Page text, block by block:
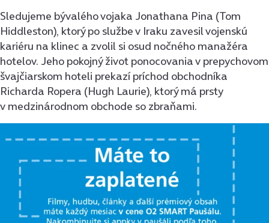
Sledujeme bývalého vojaka Jonathana Pina (Tom
Hiddleston), ktorý po službe v Iraku zavesil vojenskú
kariéru na klinec a zvolil si osud nočného manažéra
hotelov. Jeho pokojný život ponocovania v prepychovom
švajčiarskom hoteli prekazí príchod obchodníka
Richarda Ropera (Hugh Laurie), ktorý má prsty
v medzinárodnom obchode so zbraňami.